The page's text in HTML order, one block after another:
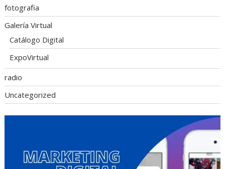
fotografia
Galería Virtual
Catálogo Digital
ExpoVirtual
radio
Uncategorized